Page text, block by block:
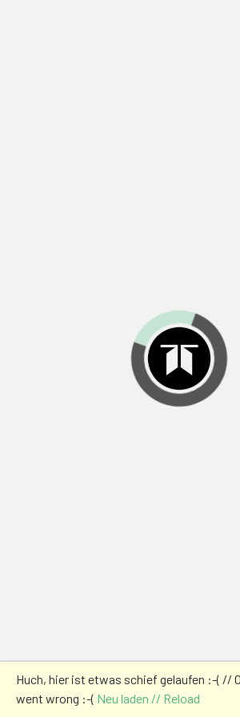
Huch, hier ist etwas schief gelaufen :-( //
went wrong :-( Neu laden // Reload